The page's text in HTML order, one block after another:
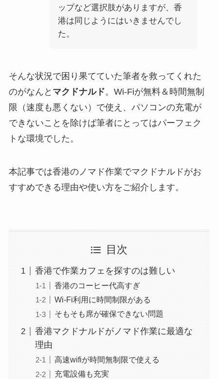
ップなど選択肢がありますが、香
港は同じようにはいきませんでし
た。
そんな状況で困り果てていた筆者を救ってくれた
のがなんと マクドナルド。Wi-Fiが無料＆時間無制
限（速度も悪くない）で使え、パソコンの充電が
できないことを除けば筆者にとってはパーフェク
トな環境でした。
本記事では香港のノマド作業でマクドナルドがお
すすめできる理由や使い方をご紹介します。
目次
香港で作業カフェを探すのは難しい
香港のコーヒー代高すぎ
Wi-Fi利用に時間制限がある
そもそも席が確保できない問題
香港マクドナルドがノマド作業に最適な
理由
高速wifiが時間無制限で使える
充電設備も充実